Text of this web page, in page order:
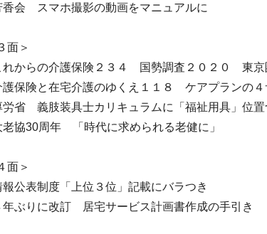
香会 スマホ撮影の動画をマニュアルに
面＞
れからの介護保険２３４ 国勢調査２０２０ 東京
護保険と在宅介護のゆくえ１１８ ケアプランの４
労省 義肢装具士カリキュラムに「福祉用具」位置
老協30周年 「時代に求められる老健に」
面＞
報公表制度「上位３位」記載にバラつき
年ぶりに改訂 居宅サービス計画書作成の手引き